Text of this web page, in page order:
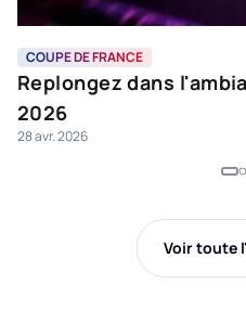
COUPE DE FRANCE
Replongez dans
2026
28 avr. 2026
Voir toute